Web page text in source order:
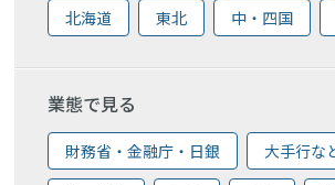
北海道 東北 中・四国
業態で見る
財務省・金融庁・日銀 大手行な